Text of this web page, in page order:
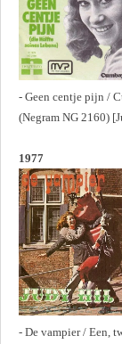
- Geen centje pijn /
(Negram NG 2160)
1977
- De vampier / Een,